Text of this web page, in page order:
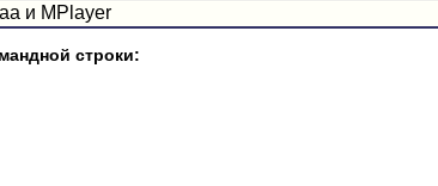
и MPlayer
строки: